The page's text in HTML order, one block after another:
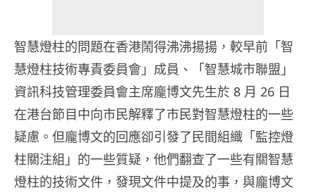
智慧燈柱的問題在香港鬧得沸沸揚揚，較早前「智
慧燈柱技術專責委員會」成員、「智慧城市聯盟」
資訊科技管理委員會主席龐博文先生於 8 月 26 日
在港台節目中向市民解釋了市民對智慧燈柱的一些
疑慮。但龐博文的回應卻引發了民間組織「監控燈
柱關注組」的一些質疑，他們翻查了一些有關智慧
燈柱的技術文件，發現文件中提及的事，與龐博文